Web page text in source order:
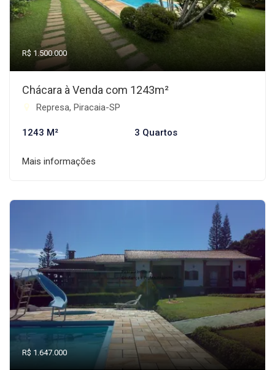
R$ 1.500.000
Chácara à Venda com 1243m²
Represa, Piracaia-SP
1243 M² 3 Quartos
Mais informações
R$ 1.647.000